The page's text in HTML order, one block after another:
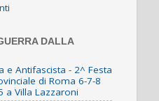
DALLA
e Antifascista - 2^ Festa
di Roma 6-7-8
a Villa Lazzaroni